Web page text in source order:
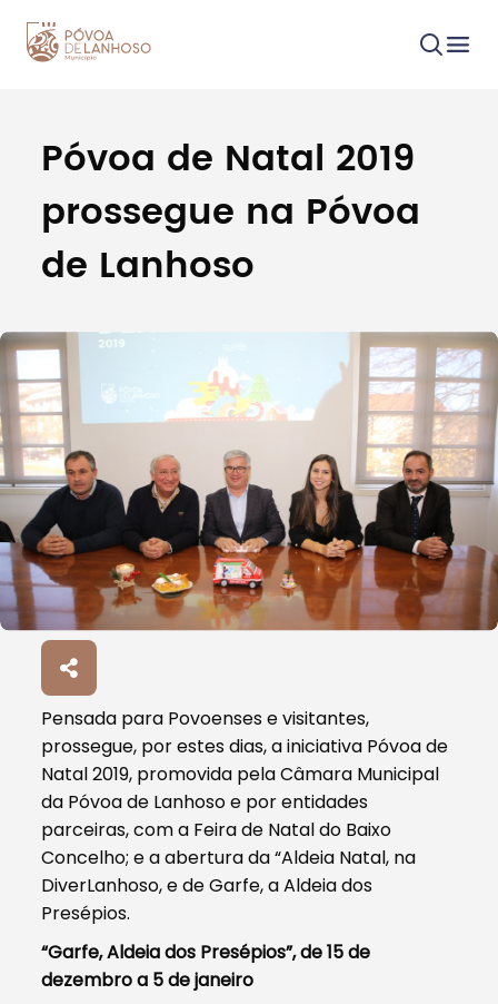
Procurar
Tipo de conteúdo
Filtros
Póvoa de Natal 2019
prossegue na Póvoa
de Lanhoso
Pensada para Povoenses e visitantes,
prossegue, por estes dias, a iniciativa Póvoa de
Natal 2019, promovida pela Câmara Municipal
da Póvoa de Lanhoso e por entidades
parceiras, com a Feira de Natal do Baixo
Concelho; e a abertura da “Aldeia Natal, na
DiverLanhoso, e de Garfe, a Aldeia dos
Presépios.
“Garfe, Aldeia dos Presépios”, de 15 de
dezembro a 5 de janeiro